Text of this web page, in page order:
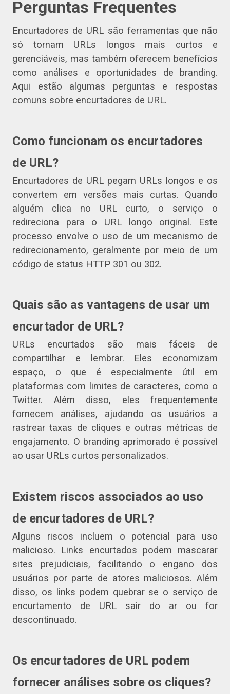
Perguntas Frequentes
Encurtadores de URL são ferramentas que não
só tornam URLs longos mais curtos e
gerenciáveis, mas também oferecem benefícios
como análises e oportunidades de branding.
Aqui estão algumas perguntas e respostas
comuns sobre encurtadores de URL.
Como funcionam os encurtadores
de URL?
Encurtadores de URL pegam URLs longos e os
convertem em versões mais curtas. Quando
alguém clica no URL curto, o serviço o
redireciona para o URL longo original. Este
processo envolve o uso de um mecanismo de
redirecionamento, geralmente por meio de um
código de status HTTP 301 ou 302.
Quais são as vantagens de usar um
encurtador de URL?
URLs encurtados são mais fáceis de
compartilhar e lembrar. Eles economizam
espaço, o que é especialmente útil em
plataformas com limites de caracteres, como o
Twitter. Além disso, eles frequentemente
fornecem análises, ajudando os usuários a
rastrear taxas de cliques e outras métricas de
engajamento. O branding aprimorado é possível
ao usar URLs curtos personalizados.
Existem riscos associados ao uso
de encurtadores de URL?
Alguns riscos incluem o potencial para uso
malicioso. Links encurtados podem mascarar
sites prejudiciais, facilitando o engano dos
usuários por parte de atores maliciosos. Além
disso, os links podem quebrar se o serviço de
encurtamento de URL sair do ar ou for
descontinuado.
Os encurtadores de URL podem
fornecer análises sobre os cliques?